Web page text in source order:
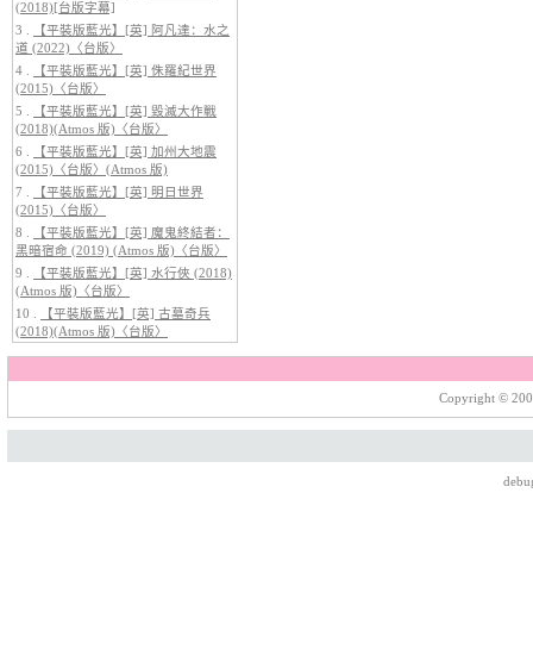
(2026)[台版字幕]
5.【平裝版藍光】[英] 巔峰獵殺
(2026)
(2018)[台版字幕]
3 .
【平裝版藍光】[英] 阿凡達：水之
道 (2022)〈台版〉
4 .
【平裝版藍光】[英] 侏羅紀世界
(2015)〈台版〉
5 .
【平裝版藍光】[英] 毀滅大作戰
(2018)(Atmos 版)〈台版〉
6 .
【平裝版藍光】[英] 加州大地震
(2015)〈台版〉(Atmos 版)
7 .
【平裝版藍光】[英] 明日世界
(2015)〈台版〉
8 .
【平裝版藍光】[英] 魔鬼終結者：
黑暗宿命 (2019) (Atmos 版)〈台版〉
9 .
【平裝版藍光】[英] 水行俠 (2018)
(Atmos 版)〈台版〉
10 .
【平裝版藍光】[英] 古墓奇兵
(2018)(Atmos 版)〈台版〉
Copyright ©